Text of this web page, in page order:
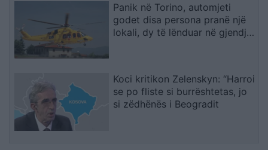
Panik në Torino, automjeti
godet disa persona pranë një
lokali, dy të lënduar në gjendje
Koci kritikon Zelenskyn: “Harroi
se po fliste si burrështetas, jo
si zëdhënës i Beogradit